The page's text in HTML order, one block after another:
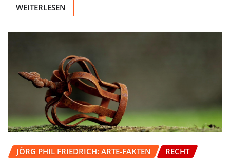
WEITERLESEN
JÖRG PHIL FRIEDRICH: ARTE-FAKTEN RECHT